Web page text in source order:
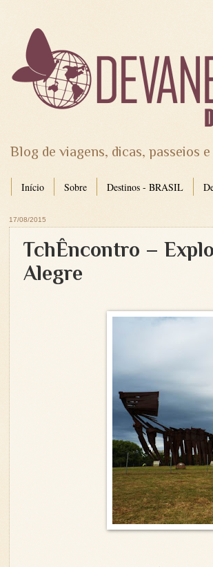
Blog de viagens, dicas, passeios
Início Sobre Destinos - BRASIL
17/08/2015
TchÊncontro –
Alegre